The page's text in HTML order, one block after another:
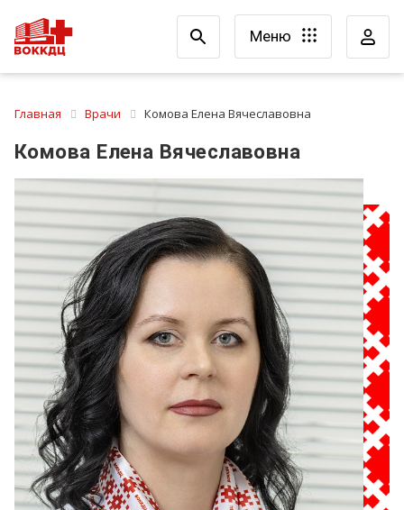
Меню
Главная Врачи Комова Елена Вячеславовна
Комова Елена Вячеславовна